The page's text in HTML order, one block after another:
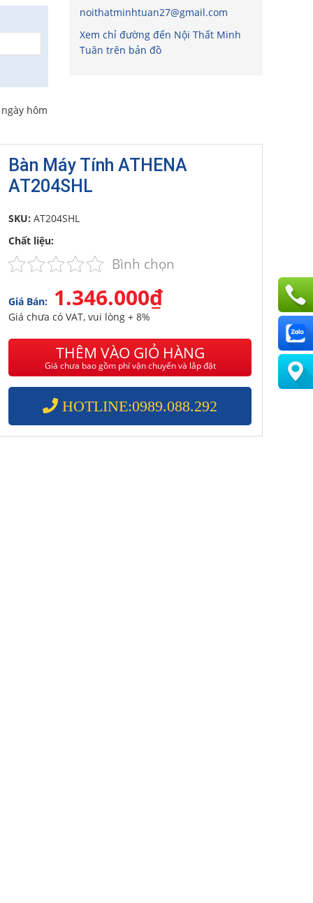
hôm
noithatminhtuan27@gmail.com
Xem chỉ đường đến Nội Thất Minh
Tuân trên bản đồ
Bàn Máy Tính ATHENA
AT204SHL
SKU: AT204SHL
Chất liệu:
Bình chọn
Giá Bán: 1.346.000₫
Giá chưa có VAT, vui lòng + 8%
THÊM VÀO GIỎ HÀNG
Giá chưa bao gồm phí vận chuyển và lắp đặt
HOTLINE:0989.088.292